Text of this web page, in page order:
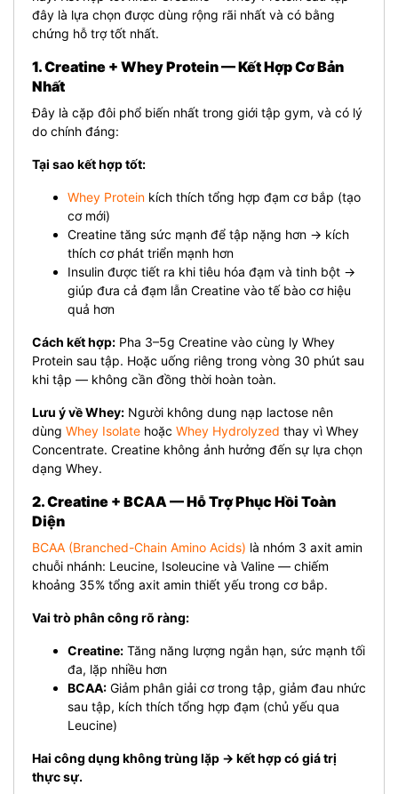
đây là lựa chọn được dùng rộng rãi nhất và có bằng
chứng hỗ trợ tốt nhất.
1. Creatine + Whey Protein — Kết Hợp Cơ Bản
Nhất
Đây là cặp đôi phổ biến nhất trong giới tập gym, và có lý
do chính đáng:
Tại sao kết hợp tốt:
Whey Protein kích thích tổng hợp đạm cơ bắp (tạo
cơ mới)
Creatine tăng sức mạnh để tập nặng hơn → kích
thích cơ phát triển mạnh hơn
Insulin được tiết ra khi tiêu hóa đạm và tinh bột →
giúp đưa cả đạm lẫn Creatine vào tế bào cơ hiệu
quả hơn
Cách kết hợp: Pha 3–5g Creatine vào cùng ly Whey
Protein sau tập. Hoặc uống riêng trong vòng 30 phút sau
khi tập — không cần đồng thời hoàn toàn.
Lưu ý về Whey: Người không dung nạp lactose nên
dùng Whey Isolate hoặc Whey Hydrolyzed thay vì Whey
Concentrate. Creatine không ảnh hưởng đến sự lựa chọn
dạng Whey.
2. Creatine + BCAA — Hỗ Trợ Phục Hồi Toàn
Diện
BCAA (Branched-Chain Amino Acids) là nhóm 3 axit amin
chuỗi nhánh: Leucine, Isoleucine và Valine — chiếm
khoảng 35% tổng axit amin thiết yếu trong cơ bắp.
Vai trò phân công rõ ràng:
Creatine: Tăng năng lượng ngắn hạn, sức mạnh tối
đa, lặp nhiều hơn
BCAA: Giảm phân giải cơ trong tập, giảm đau nhức
sau tập, kích thích tổng hợp đạm (chủ yếu qua
Leucine)
Hai công dụng không trùng lặp → kết hợp có giá trị
thực sự.